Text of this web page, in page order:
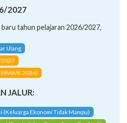
2027
tahun pelajaran 2026/2027,
Ulang
2027
(SMA/K 2026)
JALUR:
(Keluarga Ekonomi Tidak Mampu)